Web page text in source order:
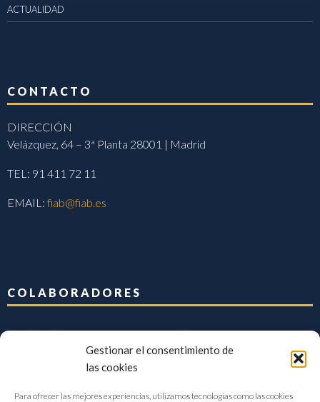
Gestionar el consentimiento de
las cookies
Para ofrecer las mejores experiencias, utilizamos tecnologías como las cookies
ACTUALIDAD
CONTACTO
DIRECCIÓN
Velázquez, 64 – 3ª Planta 28001 | Madrid
TEL: 91 411 72 11
EMAIL:fiab@fiab.es
COLABORADORES